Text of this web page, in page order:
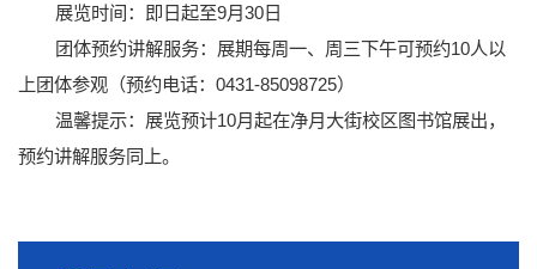
展览时间：即日起至9月30日
团体预约讲解服务：展期每周一、周三下午可预约10人以
上团体参观（预约电话：0431-85098725）
温馨提示：展览预计10月起在净月大街校区图书馆展出，
预约讲解服务同上。